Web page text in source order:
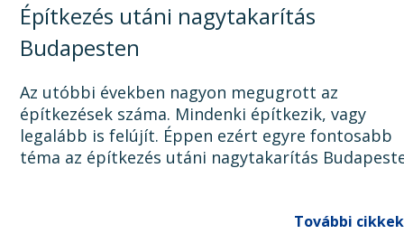
Építkezés utáni nagytakarítás
Budapesten
Az utóbbi években nagyon megugrott az
építkezések száma. Mindenki építkezik, vagy
legalább is felújít. Éppen ezért egyre fontosabb
téma az építkezés utáni nagytakarítás
További cikkek